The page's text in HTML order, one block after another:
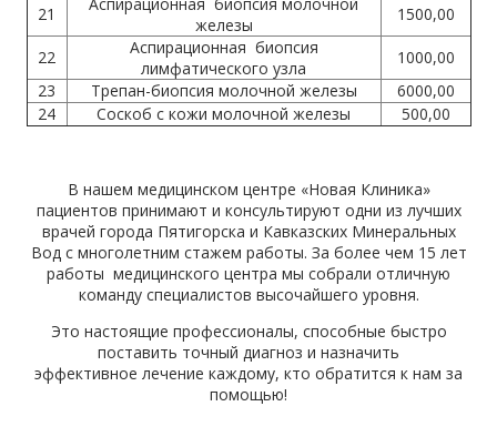
21
Аспирационная биопсия молочной
железы
1500,00
22
Аспирационная биопсия
лимфатического узла
1000,00
23
Трепан-биопсия молочной железы
6000,00
24
Соскоб с кожи молочной железы 500,00
В нашем медицинском центре «Новая Клиника»
пациентов принимают и консультируют одни из лучших
врачей города Пятигорска и Кавказских Минеральных
Вод с многолетним стажем работы. За более чем 15 лет
работы медицинского центра мы собрали отличную
команду специалистов высочайшего уровня.
Это настоящие профессионалы, способные быстро
поставить точный диагноз и назначить
эффективное лечение каждому, кто обратится к нам за
помощью!